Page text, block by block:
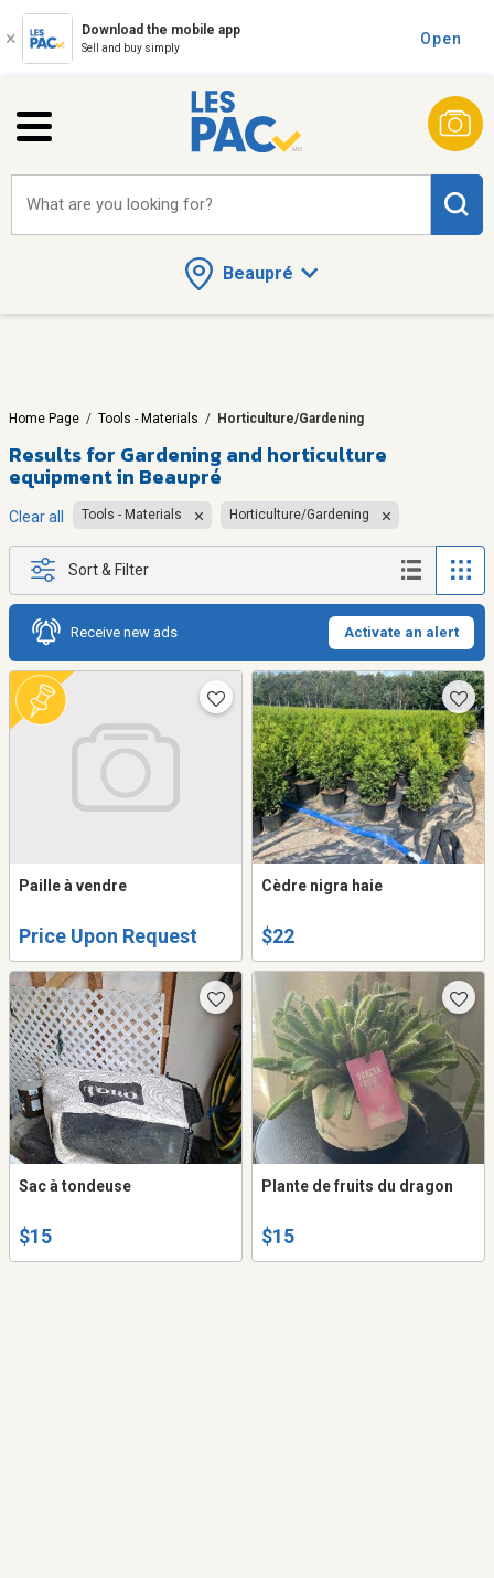
Download the mobile app
Sell and buy simply
Open
Beaupré
What are you looking for?
Home Page / Tools - Materials / Horticulture/Gardening
Results for Gardening and horticulture
equipment in Beaupré
Clear all Tools - Materials Horticulture/Gardening
Sort & Filter
Receive new ads Activate an alert
Paille à vendre
Price Upon Request
Cèdre nigra haie
$22
Sac à tondeuse
$15
Plante de fruits du dragon
$15